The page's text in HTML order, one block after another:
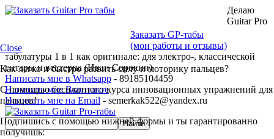
Заказать GP-табы
(мои работы и отзывы)
Делаю
Guitar Pro
табулатуры 1 в 1 как оригинале: для электро-, классической
гитары и вестерна (Иван Сорокин)
Написать мне в Whatsapp - 89185104459
Написать мне Вконтакте
Написать мне на Email - semerkak522@yandex.ru
Close
Как легко и быстро развить силу и моторику пальцев?
С помощью бесплатного курса инновационных упражнений для
пальцев!
Подпишись с помощью нижней формы и ты гарантированно
получишь: